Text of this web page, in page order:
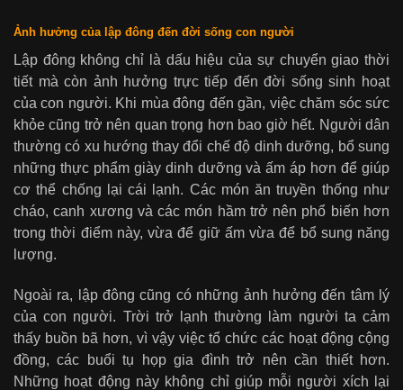
Ảnh hưởng của lập đông đến đời sống con người
Lập đông không chỉ là dấu hiệu của sự chuyển giao thời
tiết mà còn ảnh hưởng trực tiếp đến đời sống sinh hoạt
của con người. Khi mùa đông đến gần, việc chăm sóc sức
khỏe cũng trở nên quan trọng hơn bao giờ hết. Người dân
thường có xu hướng thay đổi chế độ dinh dưỡng, bổ sung
những thực phẩm giày dinh dưỡng và ấm áp hơn để giúp
cơ thể chống lại cái lạnh. Các món ăn truyền thống như
cháo, canh xương và các món hầm trở nên phổ biến hơn
trong thời điểm này, vừa để giữ ấm vừa để bổ sung năng
lượng.
Ngoài ra, lập đông cũng có những ảnh hưởng đến tâm lý
của con người. Trời trở lạnh thường làm người ta cảm
thấy buồn bã hơn, vì vậy việc tổ chức các hoạt động cộng
đồng, các buổi tụ họp gia đình trở nên cần thiết hơn.
Những hoạt động này không chỉ giúp mỗi người xích lại